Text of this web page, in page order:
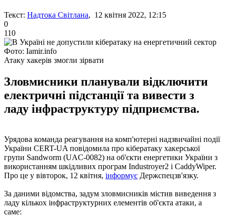
Текст: Надтока Світлана, 12 квітня 2022, 12:15
0
110
Фото: Iamir.info
Атаку хакерів змогли зірвати
Зловмисники планували відключити
електричні підстанції та вивести з
ладу інфраструктуру підприємства.
Урядова команда реагування на комп'ютерні надзвичайні події
України CERT-UA повідомила про кібератаку хакерської
групи Sandworm (UAC-0082) на об'єкти енергетики України з
використанням шкідливих програм Industroyer2 і CaddyWiper.
Про це у вівторок, 12 квітня, інформує Держспецзв'язку.
За даними відомства, задум зловмисників містив виведення з
ладу кількох інфраструктурних елементів об'єкта атаки, а
саме: